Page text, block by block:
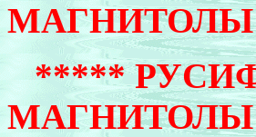
МАГНИТОЛЫ
*****
МАГНИТОЛЫ